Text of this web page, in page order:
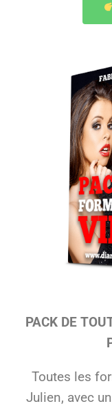
PACK DE
Toutes les
Julien, avec